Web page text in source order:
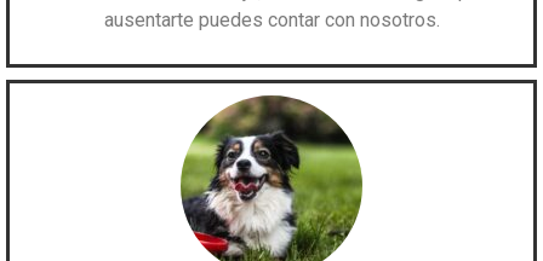
ausentarte puedes contar con nosotros.